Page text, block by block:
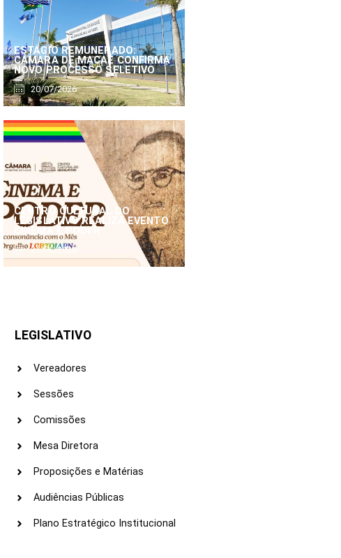
ESTÁGIO REMUNERADO:
CÂMARA DE MACAÉ CONFIRMA
NOVO PROCESSO SELETIVO
20/07/2026
CENTRO CULTURAL DO
LEGISLATIVO REALIZA EVENTO
CINEMA E PODER
25/06/2026
LEGISLATIVO
Vereadores
Sessões
Comissões
Mesa Diretora
Proposições e Matérias
Audiências Públicas
Plano Estratégico Institucional